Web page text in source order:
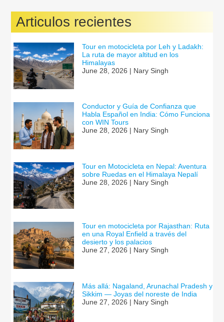
Articulos recientes
Tour en motocicleta por Leh y Ladakh:
La ruta de mayor altitud en los
Himalayas
June 28, 2026 | Nary Singh
Conductor y Guía de Confianza que
Habla Español en India: Cómo Funciona
con WIN Tours
June 28, 2026 | Nary Singh
Tour en Motocicleta en Nepal: Aventura
sobre Ruedas en el Himalaya Nepalí
June 28, 2026 | Nary Singh
Tour en motocicleta por Rajasthan: Ruta
en una Royal Enfield a través del
desierto y los palacios
June 27, 2026 | Nary Singh
Más allá: Nagaland, Arunachal Pradesh y
Sikkim — Joyas del noreste de India
June 27, 2026 | Nary Singh